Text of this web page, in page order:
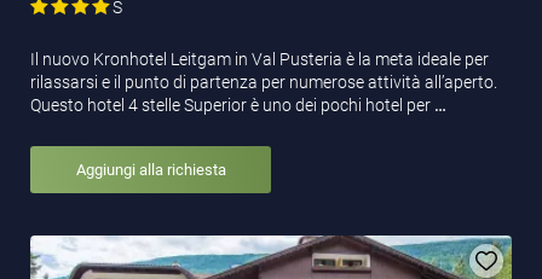
S
Il nuovo Kronhotel Leitgam in Val Pusteria è la meta ideale per
rilassarsi e il punto di partenza per numerose attività all’aperto.
Questo hotel 4 stelle Superior è uno dei pochi hotel per …
Aggiungi alla richiesta